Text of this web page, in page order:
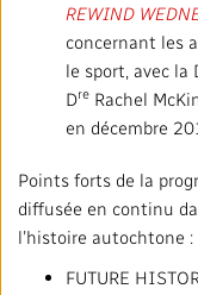
REWIND
concernant les
le sport, avec la
Dre Rachel
en décembre
Points forts de la
diffusée en continu
l’histoire autochtone :
FUTURE